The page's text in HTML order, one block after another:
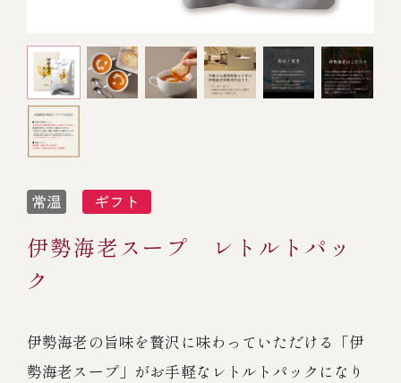
(生おせち/おせち冷凍)
(中納言/鉄板焼ひかり)
鉄板焼 ひかり
製薬会社・MR
プライバシーポリシー
サイトマップ
誕生日重
お食い初め重
おせち冷凍
調味料
レストラン商品
鉄板焼ひかり
お弁当（冷凍）
伊勢海老スープ レトルトパッ
ク
伊勢海老の旨味を贅沢に味わっていただける「伊
勢海老スープ」がお手軽なレトルトパックになり